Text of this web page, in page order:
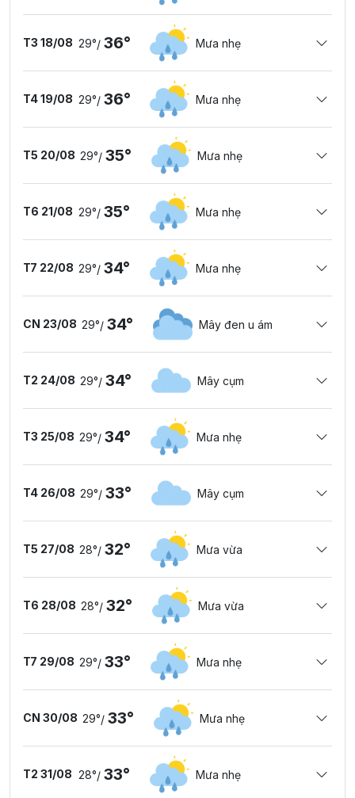
T3 18/08 29°/ 36° Mưa nhẹ
T4 19/08 29°/ 36° Mưa nhẹ
T5 20/08 29°/ 35° Mưa nhẹ
T6 21/08 29°/ 35° Mưa nhẹ
T7 22/08 29°/ 34° Mưa nhẹ
CN 23/08 29°/ 34° Mây đen u ám
T2 24/08 29°/ 34° Mây cụm
T3 25/08 29°/ 34° Mưa nhẹ
T4 26/08 29°/ 33° Mây cụm
T5 27/08 28°/ 32° Mưa vừa
T6 28/08 28°/ 32° Mưa vừa
T7 29/08 29°/ 33° Mưa nhẹ
CN 30/08 29°/ 33° Mưa nhẹ
T2 31/08 28°/ 33° Mưa nhẹ